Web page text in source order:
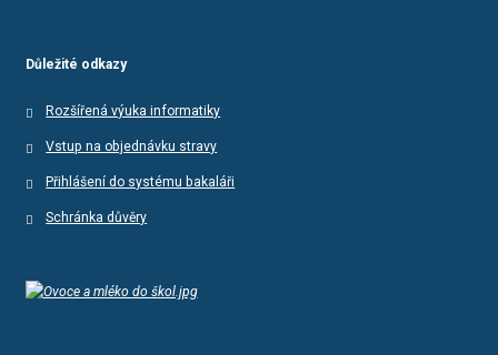
Důležité odkazy
Rozšířená výuka informatiky
Vstup na objednávku stravy
Přihlášení do systému bakaláři
Schránka důvěry